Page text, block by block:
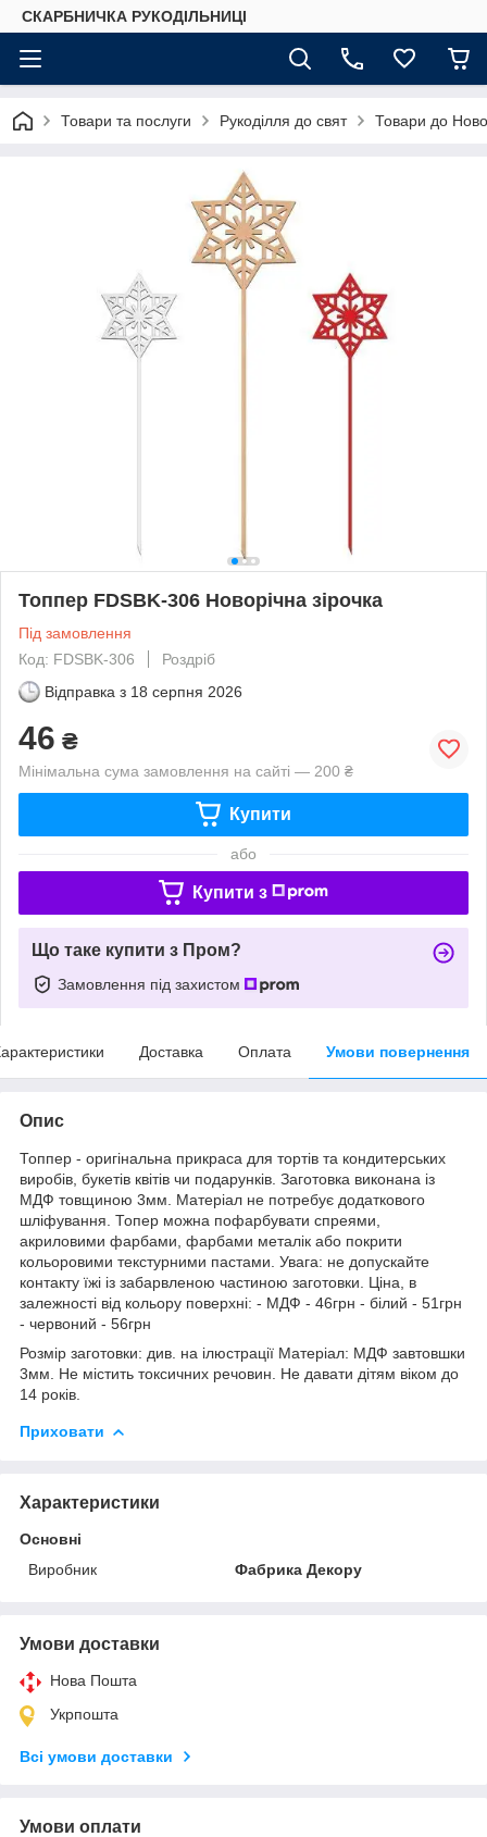
СКАРБНИЧКА РУКОДІЛЬНИЦІ
Товари та послуги Рукоділля до свят Товари до
Топпер FDSBK-306 Новорічна зірочка
Під замовлення
Код: FDSBK-306
Роздріб
Відправка з 18 серпня 2026
46 ₴
Мінімальна сума замовлення на сайті — 200 ₴
Купити
або
Купити з
Що таке купити з Пром?
Замовлення під захистом
Доставка Оплата Умови повернення
Опис
Топпер - оригінальна прикраса для тортів та кондитерських
виробів, букетів квітів чи подарунків. Заготовка виконана із
МДФ товщиною 3мм. Матеріал не потребує додаткового
шліфування. Топер можна пофарбувати спреями,
акриловими фарбами, фарбами металік або покрити
кольоровими текстурними пастами. Увага: не допускайте
контакту їжі із забарвленою частиною заготовки. Ціна, в
залежності від кольору поверхні: - МДФ - 46грн - білий - 51грн
- червоний - 56грн
Розмір заготовки: див. на ілюстрації Матеріал: МДФ завтовшки
3мм. Не містить токсичних речовин. Не давати дітям віком до
14 років.
Приховати
Характеристики
Основні
Виробник
Фабрика Декору
Умови доставки
Нова Пошта
Укрпошта
Всі умови доставки
Умови оплати